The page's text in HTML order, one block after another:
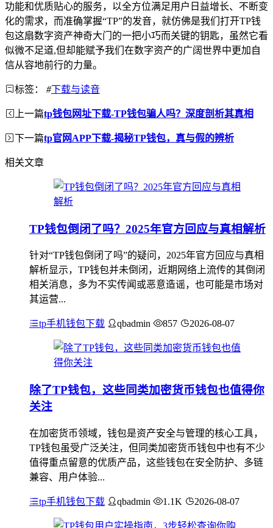
功能和优质贴心的服务，以全方位满足用户日益增长、不断变
化的需求，而准确掌握“TP”的发音，就仿佛是我们打开TP钱
包这扇数字资产神奇大门的一把小巧而关键的钥匙，虽然它看
似微不足道,但却能赋予我们在数字资产的广阔世界中更加自
信从容地前行的力量。
标签： #下载与读音
上一篇tp钱包网址下载-TP钱包骗人吗？深度剖析其真相
下一篇tp官网APP下载-揭秘TP钱包，真与假的辨析
相关文章
TP钱包倒闭了吗？2025年官方回应与真相解析
针对“TP钱包倒闭了吗”的疑问，2025年官方回应与真相
解析显示，TP钱包并未倒闭，近期网络上流传的其倒闭
相关消息，多为不实传闻或恶意造谣，也可能是市场对
其运营...
tp手机钱包下载 qbadmin 857 2026-08-07
除了TP钱包，这些同类加密货币钱包也值得你
关注
在加密货币领域，钱包是资产安全与管理的核心工具，
TP钱包虽受广泛关注，但同类加密货币钱包中也有不少
值得重点留意的优质产品，这些钱包在安全防护、多链
兼容、用户体验...
tp手机钱包下载 qbadmin 1.1K 2026-08-07